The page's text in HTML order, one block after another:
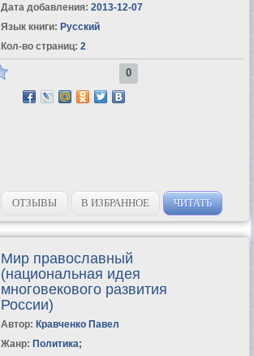
Дата добавления: 2013-12-07
Язык книги: Русский
Кол-во страниц: 2
0
ОТЗЫВЫ В ИЗБРАННОЕ ЧИТАТЬ
Мир православный
(национальная идея
многовекового развития
России)
Автор: Кравченко Павел
Жанр: Политика;